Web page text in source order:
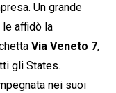
Un grande
le affidò la
Via Veneto 7,
gli States.
nei suoi